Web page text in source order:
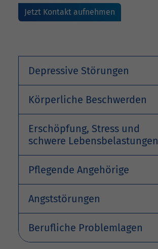
Jetzt Kontakt aufnehmen
Depressive Störungen
Körperliche Beschwerden
Erschöpfung, Stress und
schwere Lebensbelastungen
Pflegende Angehörige
Angststörungen
Berufliche Problemlagen